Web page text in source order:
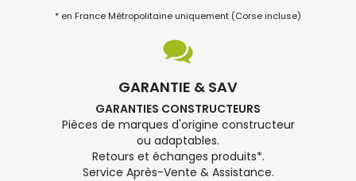
* en France Métropolitaine uniquement (Corse incluse)
GARANTIE & SAV
GARANTIES CONSTRUCTEURS
Pièces de marques d'origine constructeur
ou adaptables.
Retours et échanges produits*.
Service Après-Vente & Assistance.